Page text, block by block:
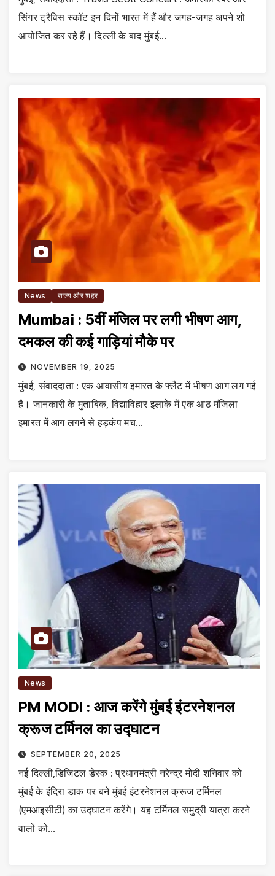
सिंगर ट्रैविस स्कॉट इन दिनों भारत में हैं और जगह-जगह अपने शो
आयोजित कर रहे हैं। दिल्ली के बाद मुंबई…
News राज्य और शहर
Mumbai : 5वीं मंजिल पर लगी भीषण आग,
दमकल की कई गाड़ियां मौके पर
NOVEMBER 19, 2025
मुंबई, संवाददाता : एक आवासीय इमारत के फ्लैट में भीषण आग लग गई
है। जानकारी के मुताबिक, विद्याविहार इलाके में एक आठ मंजिला
इमारत में आग लगने से हड़कंप मच…
News
PM MODI : आज करेंगे मुंबई इंटरनेशनल
क्रूज टर्मिनल का उद्घाटन
SEPTEMBER 20, 2025
नई दिल्ली,डिजिटल डेस्क : प्रधानमंत्री नरेन्द्र मोदी शनिवार को
मुंबई के इंदिरा डाक पर बने मुंबई इंटरनेशनल क्रूज टर्मिनल
(एमआइसीटी) का उद्घाटन करेंगे। यह टर्मिनल समुद्री यात्रा करने
वालों को…